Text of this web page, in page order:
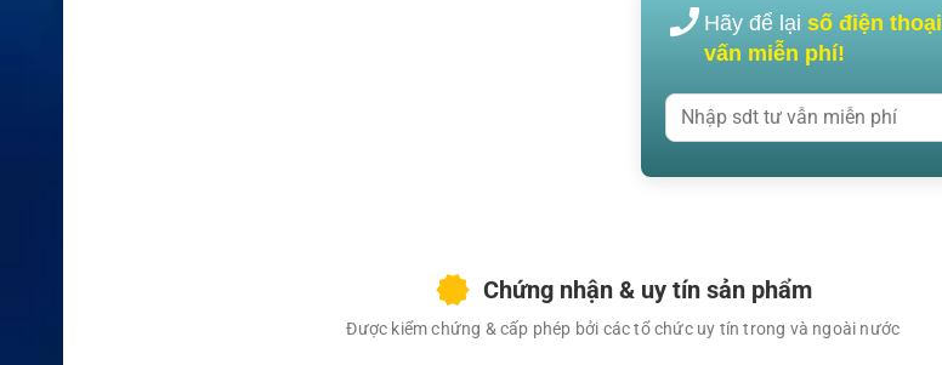
Hãy để lạisố điện thoại
vấn miễn phí!
Chứng nhận & uy tín sản phẩm
Được kiểm chứng & cấp phép bởi các tổ chức uy tín trong và ngoài nước
XEM CHI TIẾT